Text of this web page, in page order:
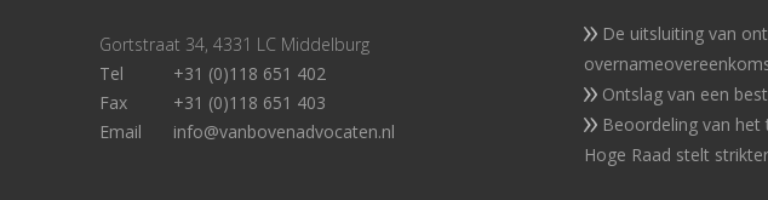
Gortstraat 34, 4331 LC Middelburg
Tel
+31 (0)118 651 402
Fax
+31 (0)118 651 403
Email
info@vanbovenadvocaten.nl
De uitsluiting van
Ontslag van een
Beoordeling van
Hoge Raad stelt